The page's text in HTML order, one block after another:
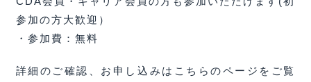
参加の方大歓迎）
・参加費：無料
詳細のご確認、お申し込みはこちらのページをご覧